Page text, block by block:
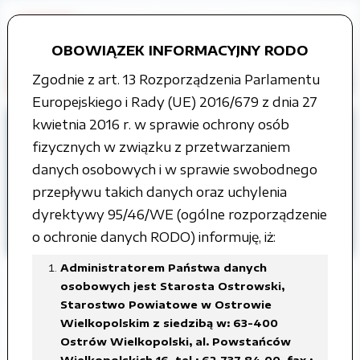
OBOWIĄZEK INFORMACYJNY RODO
Zgodnie z art. 13 Rozporządzenia Parlamentu
Europejskiego i Rady (UE) 2016/679 z dnia 27
kwietnia 2016 r. w sprawie ochrony osób
fizycznych w związku z przetwarzaniem
danych osobowych i w sprawie swobodnego
przepływu takich danych oraz uchylenia
dyrektywy 95/46/WE (ogólne rozporządzenie
o ochronie danych RODO) informuję, iż:
Administratorem Państwa danych
osobowych jest Starosta Ostrowski,
Starostwo Powiatowe w Ostrowie
Wielkopolskim z siedzibą w: 63-400
Ostrów Wielkopolski, al. Powstańców
Strona główna
Grupy tematyczne
Informacja o środowisku i jego ochronie
Instalacje wytwarzające pola
elektromagnetyczne
Gmina Sośnie
Zmiana zgłoszenia instalacji wytwarzającej
pola elektromagnetyczne, oznaczonej jako